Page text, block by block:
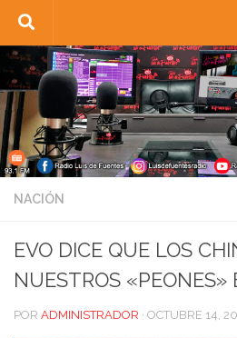
Saltar al contenido
NACIÓN
EVO DICE QUE LOS
NUESTROS «PEONES»
POR ADMINISTRADOR · OCTUBRE 14,